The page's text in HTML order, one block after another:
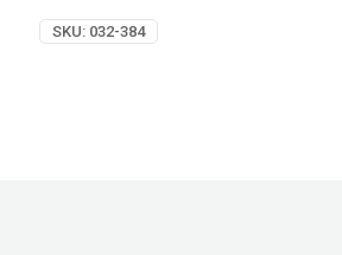
SKU: 032-384